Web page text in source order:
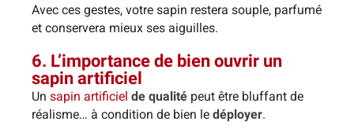
Avec ces gestes, votre sapin restera souple, parfumé
et conservera mieux ses aiguilles.
6. L’importance de bien ouvrir un
sapin artificiel
Un sapin artificiel de qualité peut être bluffant de
réalisme… à condition de bien le déployer.